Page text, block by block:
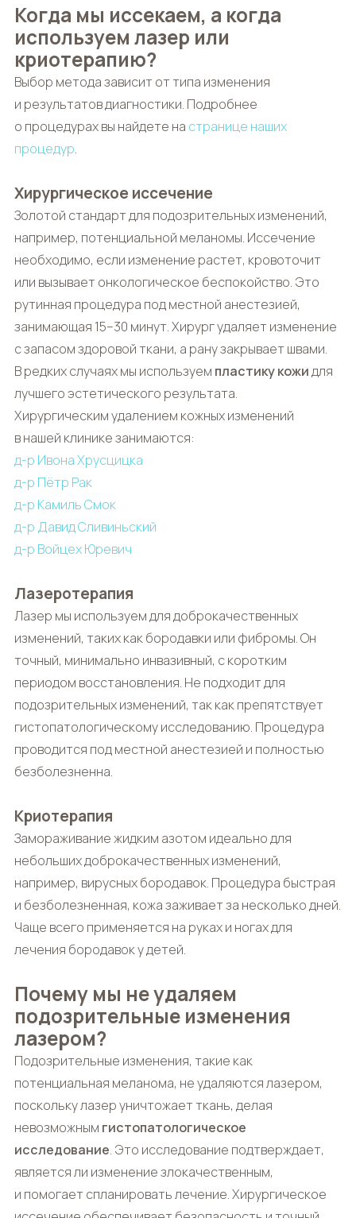
Когда мы иссекаем, а когда
используем лазер или
криотерапию?
Выбор метода зависит от типа изменения
и результатов диагностики. Подробнее
о процедурах вы найдете на странице наших
процедур.
Хирургическое иссечение
Золотой стандарт для подозрительных изменений,
например, потенциальной меланомы. Иссечение
необходимо, если изменение растет, кровоточит
или вызывает онкологическое беспокойство. Это
рутинная процедура под местной анестезией,
занимающая 15–30 минут. Хирург удаляет изменение
с запасом здоровой ткани, а рану закрывает швами.
В редких случаях мы используем пластику кожидля
лучшего эстетического результата.
Хирургическим удалением кожных изменений
в нашей клинике занимаются:
д-р Ивона Хрусцицка
д-р Пётр Рак
д-р Камиль Смок
д-р Давид Сливиньский
д-р Войцех Юревич
Лазеротерапия
Лазер мы используем для доброкачественных
изменений, таких как бородавки или фибромы. Он
точный, минимально инвазивный, с коротким
периодом восстановления. Не подходит для
подозрительных изменений, так как препятствует
гистопатологическому исследованию. Процедура
проводится под местной анестезией и полностью
безболезненна.
Криотерапия
Замораживание жидким азотом идеально для
небольших доброкачественных изменений,
например, вирусных бородавок. Процедура быстрая
и безболезненная, кожа заживает за несколько дней.
Чаще всего применяется на руках и ногах для
лечения бородавок у детей.
Почему мы не удаляем
подозрительные изменения
лазером?
Подозрительные изменения, такие как
потенциальная меланома, не удаляются лазером,
поскольку лазер уничтожает ткань, делая
невозможным гистопатологическое
исследование. Это исследование подтверждает,
является ли изменение злокачественным,
и помогает спланировать лечение. Хирургическое